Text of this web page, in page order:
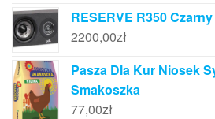
RESERVE R350 Czarny
2200,00zł
Pasza Dla Kur Niosek
Smakoszka
77,00zł